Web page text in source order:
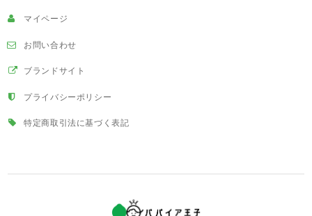
マイページ
お問い合わせ
ブランドサイト
プライバシーポリシー
特定商取引法に基づく表記